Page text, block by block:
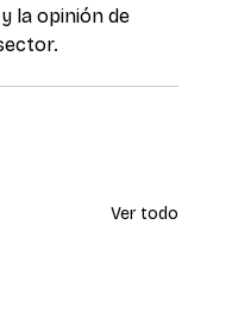
la opinión de
Ver todo